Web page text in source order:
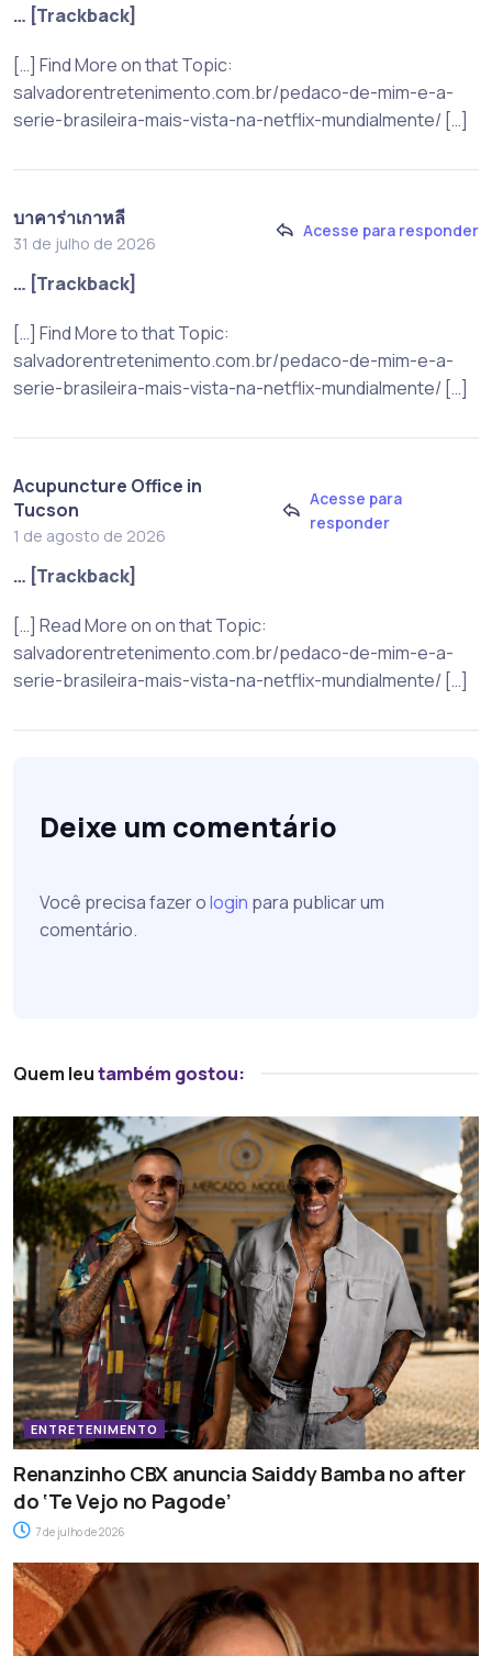
… [Trackback]
[…] Find More on that Topic:
salvadorentretenimento.com.br/pedaco-de-mim-e-a-
serie-brasileira-mais-vista-na-netflix-mundialmente/ […]
บาคาร่าเกาหลี
31 de julho de 2026
Acesse para responder
… [Trackback]
[…] Find More to that Topic:
salvadorentretenimento.com.br/pedaco-de-mim-e-a-
serie-brasileira-mais-vista-na-netflix-mundialmente/ […]
Acupuncture Office in
Tucson
1 de agosto de 2026
Acesse para
responder
… [Trackback]
[…] Read More on on that Topic:
salvadorentretenimento.com.br/pedaco-de-mim-e-a-
serie-brasileira-mais-vista-na-netflix-mundialmente/ […]
Deixe um comentário
Você precisa fazer ologin para publicar um
comentário.
Quem leutambém gostou:
ENTRETENIMENTO
Renanzinho CBX anuncia Saiddy Bamba no after
do ‘Te Vejo no Pagode’
7 de julho de 2026